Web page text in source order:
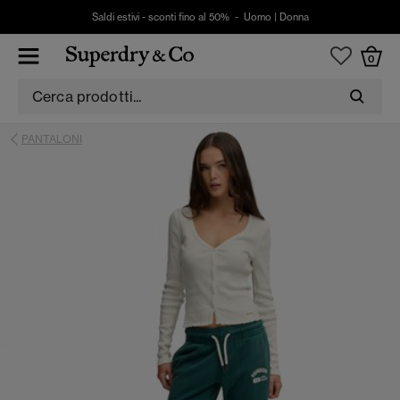
Saldi estivi - sconti fino al 50% - Uomo Donna
0
PANTALONI